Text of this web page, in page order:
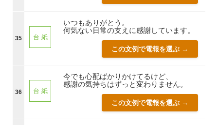
35 台 紙
いつもありがとう。
何気ない日常の支えに感謝しています。
この文例で電報を選ぶ →
36 台 紙
今でも心配ばかりかけてるけど、
感謝の気持ちはずっと変わりません。
この文例で電報を選ぶ →